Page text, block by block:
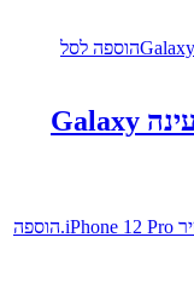
הוספה לסל
Samsung החלפת שקע טעינה Galaxy
הוספה